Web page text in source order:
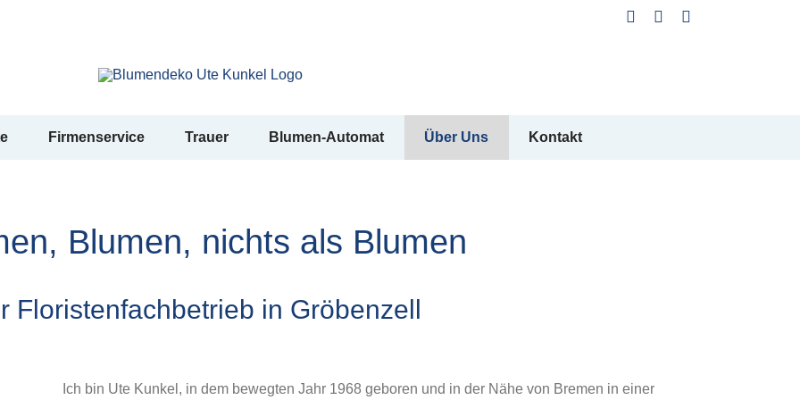
FacebookInstagram
Firmenservice Trauer Blumen-Automat Über Uns Kontakt
Blumen, nichts als Blumen
Floristenfachbetrieb in Gröbenzell
Ich bin Ute Kunkel, in dem bewegten Jahr 1968 geboren und in der Nähe von Bremen in einer